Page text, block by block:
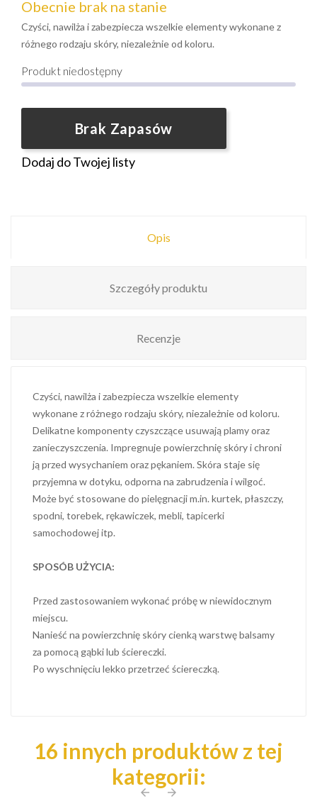
Obecnie brak na stanie
Czyści, nawilża i zabezpiecza wszelkie elementy wykonane z
różnego rodzaju skóry, niezależnie od koloru.
Produkt niedostępny
Brak Zapasów
Dodaj do Twojej listy
Opis
Szczegóły produktu
Recenzje
Czyści, nawilża i zabezpiecza wszelkie elementy
wykonane z różnego rodzaju skóry, niezależnie od koloru.
Delikatne komponenty czyszczące usuwają plamy oraz
zanieczyszczenia. Impregnuje powierzchnię skóry i chroni
ją przed wysychaniem oraz pękaniem. Skóra staje się
przyjemna w dotyku, odporna na zabrudzenia i wilgoć.
Może być stosowane do pielęgnacji m.in. kurtek, płaszczy,
spodni, torebek, rękawiczek, mebli, tapicerki
samochodowej itp.
SPOSÓB UŻYCIA:
Przed zastosowaniem wykonać próbę w niewidocznym
miejscu.
Nanieść na powierzchnię skóry cienką warstwę balsamy
za pomocą gąbki lub ściereczki.
Po wyschnięciu lekko przetrzeć ściereczką.
16 innych produktów z tej
kategorii:
arrow_back arrow_forward